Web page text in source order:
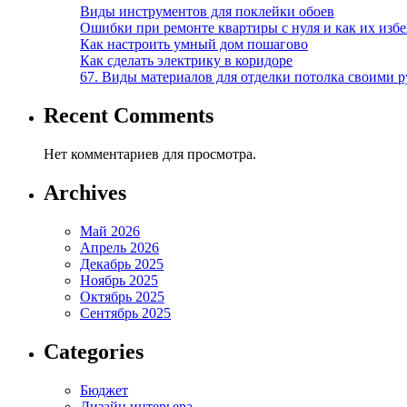
Виды инструментов для поклейки обоев
Ошибки при ремонте квартиры с нуля и как их
Как настроить умный дом пошагово
Как сделать электрику в коридоре
67. Виды материалов для отделки потолка своими
Recent Comments
Нет комментариев для просмотра.
Archives
Май 2026
Апрель 2026
Декабрь 2025
Ноябрь 2025
Октябрь 2025
Сентябрь 2025
Categories
Бюджет